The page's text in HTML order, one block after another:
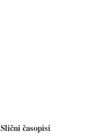
Slični časopisi